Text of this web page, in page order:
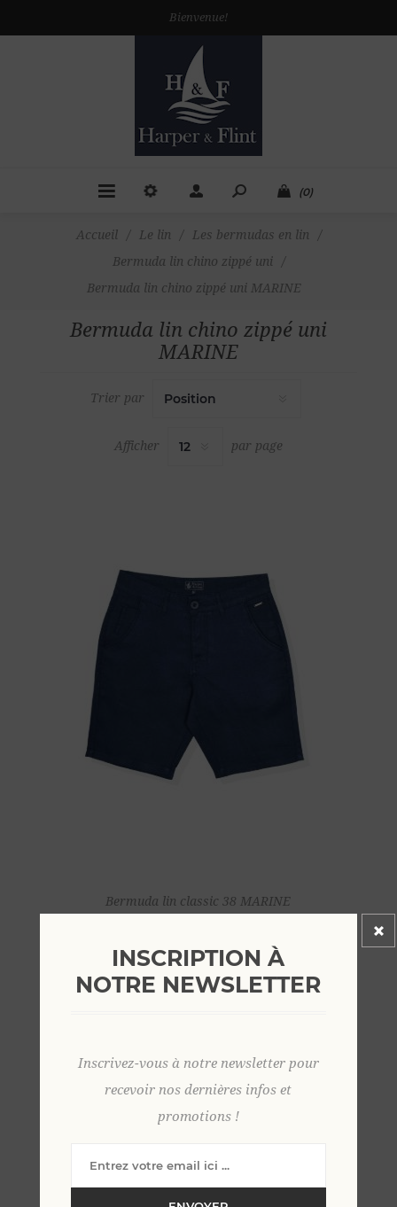
Bienvenue!
(0)
Accueil / Le lin / Les bermudas en lin
/
Bermuda lin chino zippé uni
/
Bermuda lin chino zippé uni MARINE
Bermuda lin chino zippé uni
MARINE
Trier par
Afficher par page
Bermuda lin classic 38 MARINE
INSCRIPTION À
NOTRE NEWSLETTER
Inscrivez-vous à notre newsletter pour
recevoir nos dernières infos et
promotions !